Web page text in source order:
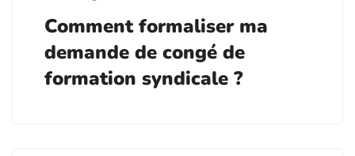
Comment formaliser ma
demande de congé de
formation syndicale ?